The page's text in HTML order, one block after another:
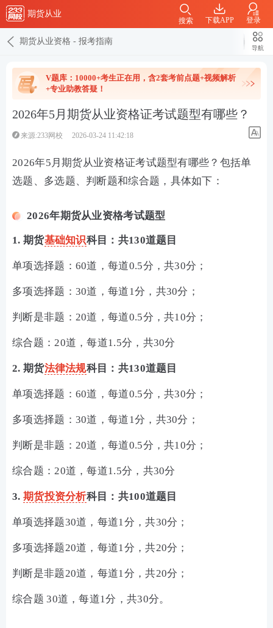
期货从业
下载APP 登录
搜索
期货从业资格 - 报考指南
导航
V题库：10000+考生正在用，含2套考前点题+视频解析
+专业助教答疑！
2026年5月期货从业资格证考试题型有哪些？
来源:233网校 2026-03-24 11:42:18
2026年5月期货从业资格证考试题型有哪些？包括单
选题、多选题、判断题和综合题，具体如下：
2026年期货从业资格考试题型
1. 期货基础知识科目：共130道题目
单项选择题：60道，每道0.5分，共30分；
多项选择题：30道，每道1分，共30分；
判断是非题：20道，每道0.5分，共10分；
综合题：20道，每道1.5分，共30分
2. 期货法律法规科目：共130道题目
单项选择题：60道，每道0.5分，共30分；
多项选择题：30道，每道1分，共30分；
判断是非题：20道，每道0.5分，共10分；
综合题：20道，每道1.5分，共30分
3. 期货投资分析科目：共100道题目
单项选择题30道，每道1分，共30分；
多项选择题20道，每道1分，共20分；
判断是非题20道，每道1分，共20分；
综合题 30道，每道1分，共30分。